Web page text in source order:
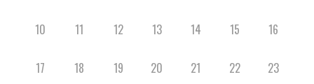
10 11 12 13 14 15 16
17 18 19 20 21 22 23